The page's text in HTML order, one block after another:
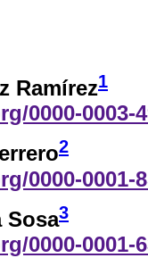
Ramírez1
0000-0003-
2
0000-0001-
Sosa3
0000-0001-